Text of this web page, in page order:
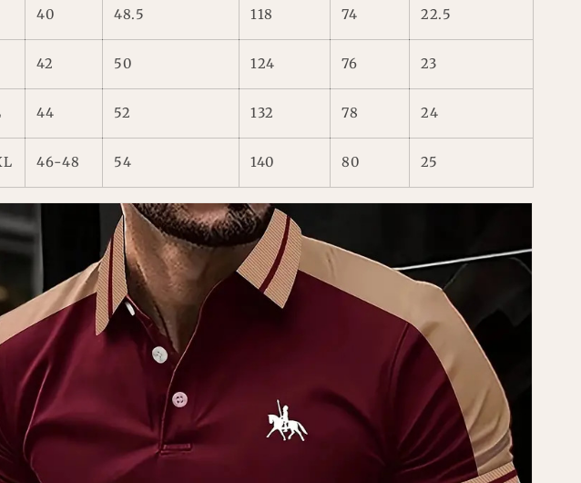
40 48.5 118 74 22.5
42 50 124 76 23
44 52 132 78 24
46-48 54 140 80 25